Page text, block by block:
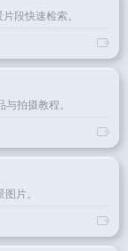
段快速检索。
拍摄教程。
片。